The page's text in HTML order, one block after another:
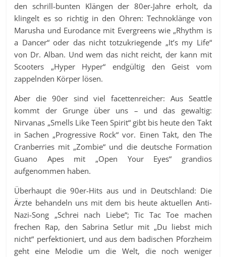
den schrill-bunten Klängen der 80er-Jahre erholt, da
klingelt es so richtig in den Ohren: Technoklänge von
Marusha und Eurodance mit Evergreens wie „Rhythm is
a Dancer“ oder das nicht totzukriegende „It’s my Life“
von Dr. Alban. Und wem das nicht reicht, der kann mit
Scooters „Hyper Hyper“ endgültig den Geist vom
zappelnden Körper lösen.
Aber die 90er sind viel facettenreicher: Aus Seattle
kommt der Grunge über uns – und das gewaltig:
Nirvanas „Smells Like Teen Spirit“ gibt bis heute den Takt
in Sachen „Progressive Rock“ vor. Einen Takt, den The
Cranberries mit „Zombie“ und die deutsche Formation
Guano Apes mit „Open Your Eyes“ grandios
aufgenommen haben.
Überhaupt die 90er-Hits aus und in Deutschland: Die
Ärzte behandeln uns mit dem bis heute aktuellen Anti-
Nazi-Song „Schrei nach Liebe“; Tic Tac Toe machen
frechen Rap, den Sabrina Setlur mit „Du liebst mich
nicht“ perfektioniert, und aus dem badischen Pforzheim
geht eine Melodie um die Welt, die noch weniger